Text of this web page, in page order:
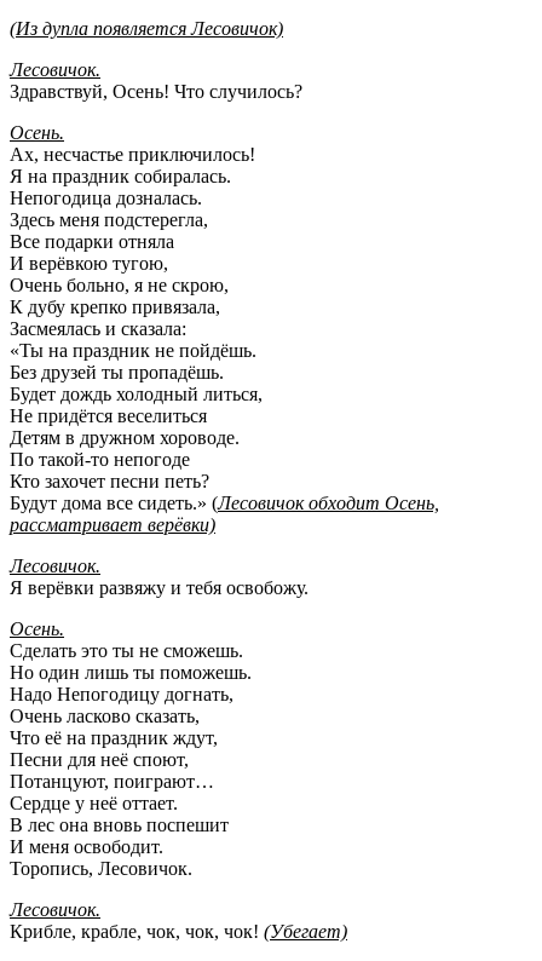
(Из дупла появляется Лесовичок)
Лесовичок.
Здравствуй, Осень! Что случилось?
Осень.
Ах, несчастье приключилось!
Я на праздник собиралась.
Непогодица дозналась.
Здесь меня подстерегла,
Все подарки отняла
И верёвкою тугою,
Очень больно, я не скрою,
К дубу крепко привязала,
Засмеялась и сказала:
«Ты на праздник не пойдёшь.
Без друзей ты пропадёшь.
Будет дождь холодный литься,
Не придётся веселиться
Детям в дружном хороводе.
По такой-то непогоде
Кто захочет песни петь?
Будут дома все сидеть.» (Лесовичок обходит Осень,
рассматривает верёвки)
Лесовичок.
Я верёвки развяжу и тебя освобожу.
Осень.
Сделать это ты не сможешь.
Но один лишь ты поможешь.
Надо Непогодицу догнать,
Очень ласково сказать,
Что её на праздник ждут,
Песни для неё споют,
Потанцуют, поиграют…
Сердце у неё оттает.
В лес она вновь поспешит
И меня освободит.
Торопись, Лесовичок.
Лесовичок.
Крибле, крабле, чок, чок, чок! (Убегает)